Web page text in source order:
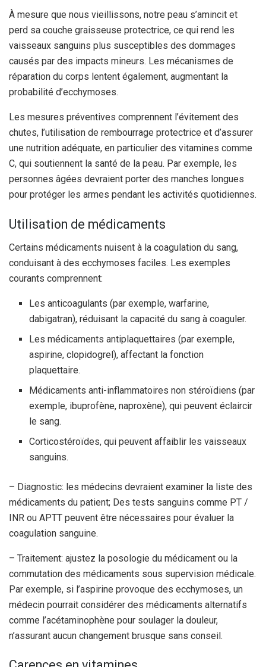
À mesure que nous vieillissons, notre peau s’amincit et
perd sa couche graisseuse protectrice, ce qui rend les
vaisseaux sanguins plus susceptibles des dommages
causés par des impacts mineurs. Les mécanismes de
réparation du corps lentent également, augmentant la
probabilité d’ecchymoses.
Les mesures préventives comprennent l’évitement des
chutes, l’utilisation de rembourrage protectrice et d’assurer
une nutrition adéquate, en particulier des vitamines comme
C, qui soutiennent la santé de la peau. Par exemple, les
personnes âgées devraient porter des manches longues
pour protéger les armes pendant les activités quotidiennes.
Utilisation de médicaments
Certains médicaments nuisent à la coagulation du sang,
conduisant à des ecchymoses faciles. Les exemples
courants comprennent:
Les anticoagulants (par exemple, warfarine,
dabigatran), réduisant la capacité du sang à coaguler.
Les médicaments antiplaquettaires (par exemple,
aspirine, clopidogrel), affectant la fonction
plaquettaire.
Médicaments anti-inflammatoires non stéroïdiens (par
exemple, ibuprofène, naproxène), qui peuvent éclaircir
le sang.
Corticostéroïdes, qui peuvent affaiblir les vaisseaux
sanguins.
– Diagnostic: les médecins devraient examiner la liste des
médicaments du patient; Des tests sanguins comme PT /
INR ou APTT peuvent être nécessaires pour évaluer la
coagulation sanguine.
– Traitement: ajustez la posologie du médicament ou la
commutation des médicaments sous supervision médicale.
Par exemple, si l’aspirine provoque des ecchymoses, un
médecin pourrait considérer des médicaments alternatifs
comme l’acétaminophène pour soulager la douleur,
n’assurant aucun changement brusque sans conseil.